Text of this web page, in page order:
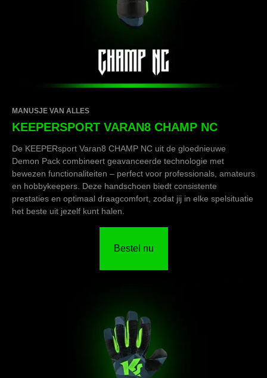
MANUSJE VAN ALLES
KEEPERSPORT VARAN8 CHAMP NC
De KEEPERsport Varan8 CHAMP NC uit de gloednieuwe
Demon Pack combineert geavanceerde technologie met
bewezen functionaliteiten – perfect voor professionals, amateurs
en hobbykeepers. Deze handschoen biedt consistente
prestaties en optimaal draagcomfort, zodat jij in elke spelsituatie
het beste uit jezelf kunt halen.
Bestel nu